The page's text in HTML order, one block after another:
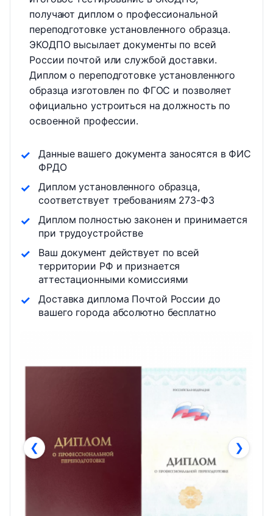
получают диплом о профессиональной
переподготовке установленного образца.
ЭКОДПО высылает документы по всей
России почтой или службой доставки.
Диплом о переподготовке установленного
образца изготовлен по ФГОС и позволяет
официально устроиться на должность по
освоенной профессии.
Данные вашего документа заносятся в ФИС
ФРДО
Диплом установленного образца,
соответствует требованиям 273-ФЗ
Диплом полностью законен и принимается
при трудоустройстве
Ваш документ действует по всей
территории РФ и признается
аттестационными комиссиями
Доставка диплома Почтой России до
вашего города абсолютно бесплатно
❮ ❯